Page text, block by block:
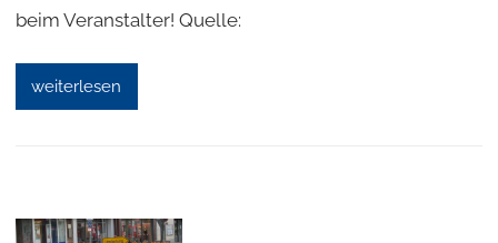
beim Veranstalter! Quelle:
weiterlesen